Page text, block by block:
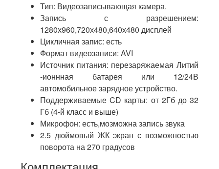
Тип: Видеозаписывающая камера.
Запись с разрешением:
1280х960,720х480,640х480 дисплей
Цикличная запис: есть
Формат видеозаписи: AVI
Источник питания: перезаряжаемая Литий
-ионнная батарея или 12/24В
автомобильное зарядное устройство.
Поддерживаемые CD карты: от 2Гб до 32
Гб (4-й класс и выше)
Микрофон: есть,мозможна запись звука
2.5 дюймовый ЖК экран с возможностью
поворота на 270 градусов